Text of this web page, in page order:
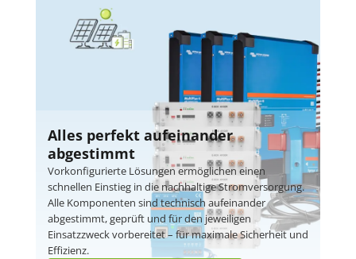
Alles perfekt aufeinander
abgestimmt
Vorkonfigurierte Lösungen ermöglichen einen
schnellen Einstieg in die nachhaltige Stromversorgung.
Alle Komponenten sind technisch aufeinander
abgestimmt, geprüft und für den jeweiligen
Einsatzzweck vorbereitet – für maximale Sicherheit und
Effizienz.